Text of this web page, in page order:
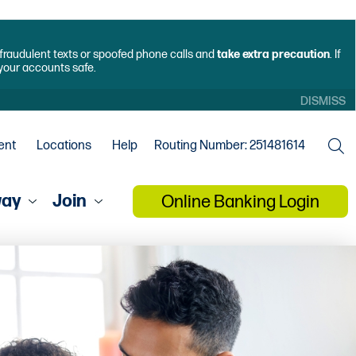
texts or spoofed phone calls and take extra precaution. If
accounts safe.
DISMISS
Locations Help Routing Number: 251481614
Join Online Banking Login